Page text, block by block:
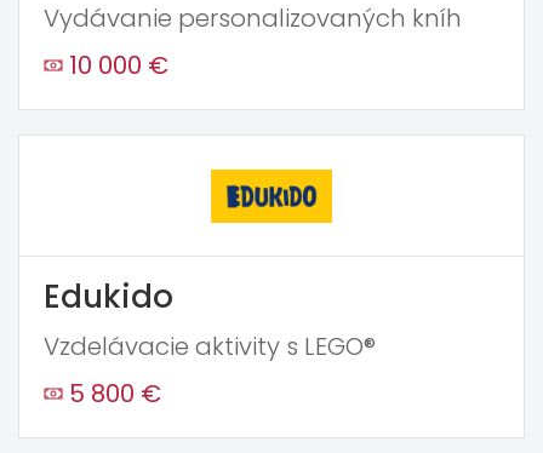
Vydávanie personalizovaných kníh
10 000 €
Edukido
Vzdelávacie aktivity s LEGO®
5 800 €